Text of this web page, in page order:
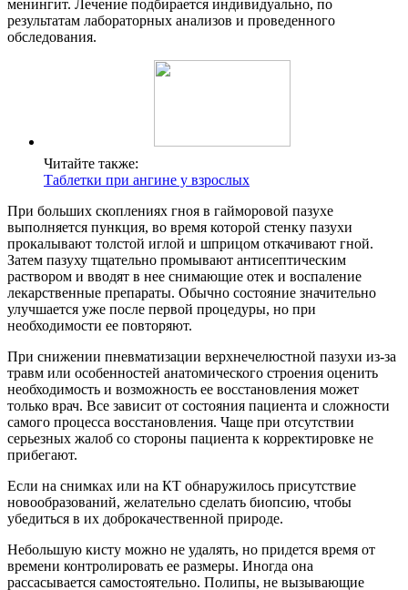
менингит. Лечение подбирается индивидуально, по
результатам лабораторных анализов и проведенного
обследования.
Читайте также:
Таблетки при ангине у взрослых
При больших скоплениях гноя в гайморовой пазухе
выполняется пункция, во время которой стенку пазухи
прокалывают толстой иглой и шприцом откачивают гной.
Затем пазуху тщательно промывают антисептическим
раствором и вводят в нее снимающие отек и воспаление
лекарственные препараты. Обычно состояние значительно
улучшается уже после первой процедуры, но при
необходимости ее повторяют.
При снижении пневматизации верхнечелюстной пазухи из-за
травм или особенностей анатомического строения оценить
необходимость и возможность ее восстановления может
только врач. Все зависит от состояния пациента и сложности
самого процесса восстановления. Чаще при отсутствии
серьезных жалоб со стороны пациента к корректировке не
прибегают.
Если на снимках или на КТ обнаружилось присутствие
новообразований, желательно сделать биопсию, чтобы
убедиться в их доброкачественной природе.
Небольшую кисту можно не удалять, но придется время от
времени контролировать ее размеры. Иногда она
рассасывается самостоятельно. Полипы, не вызывающие